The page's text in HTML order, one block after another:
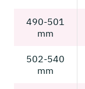
490-501
mm
502-540
mm